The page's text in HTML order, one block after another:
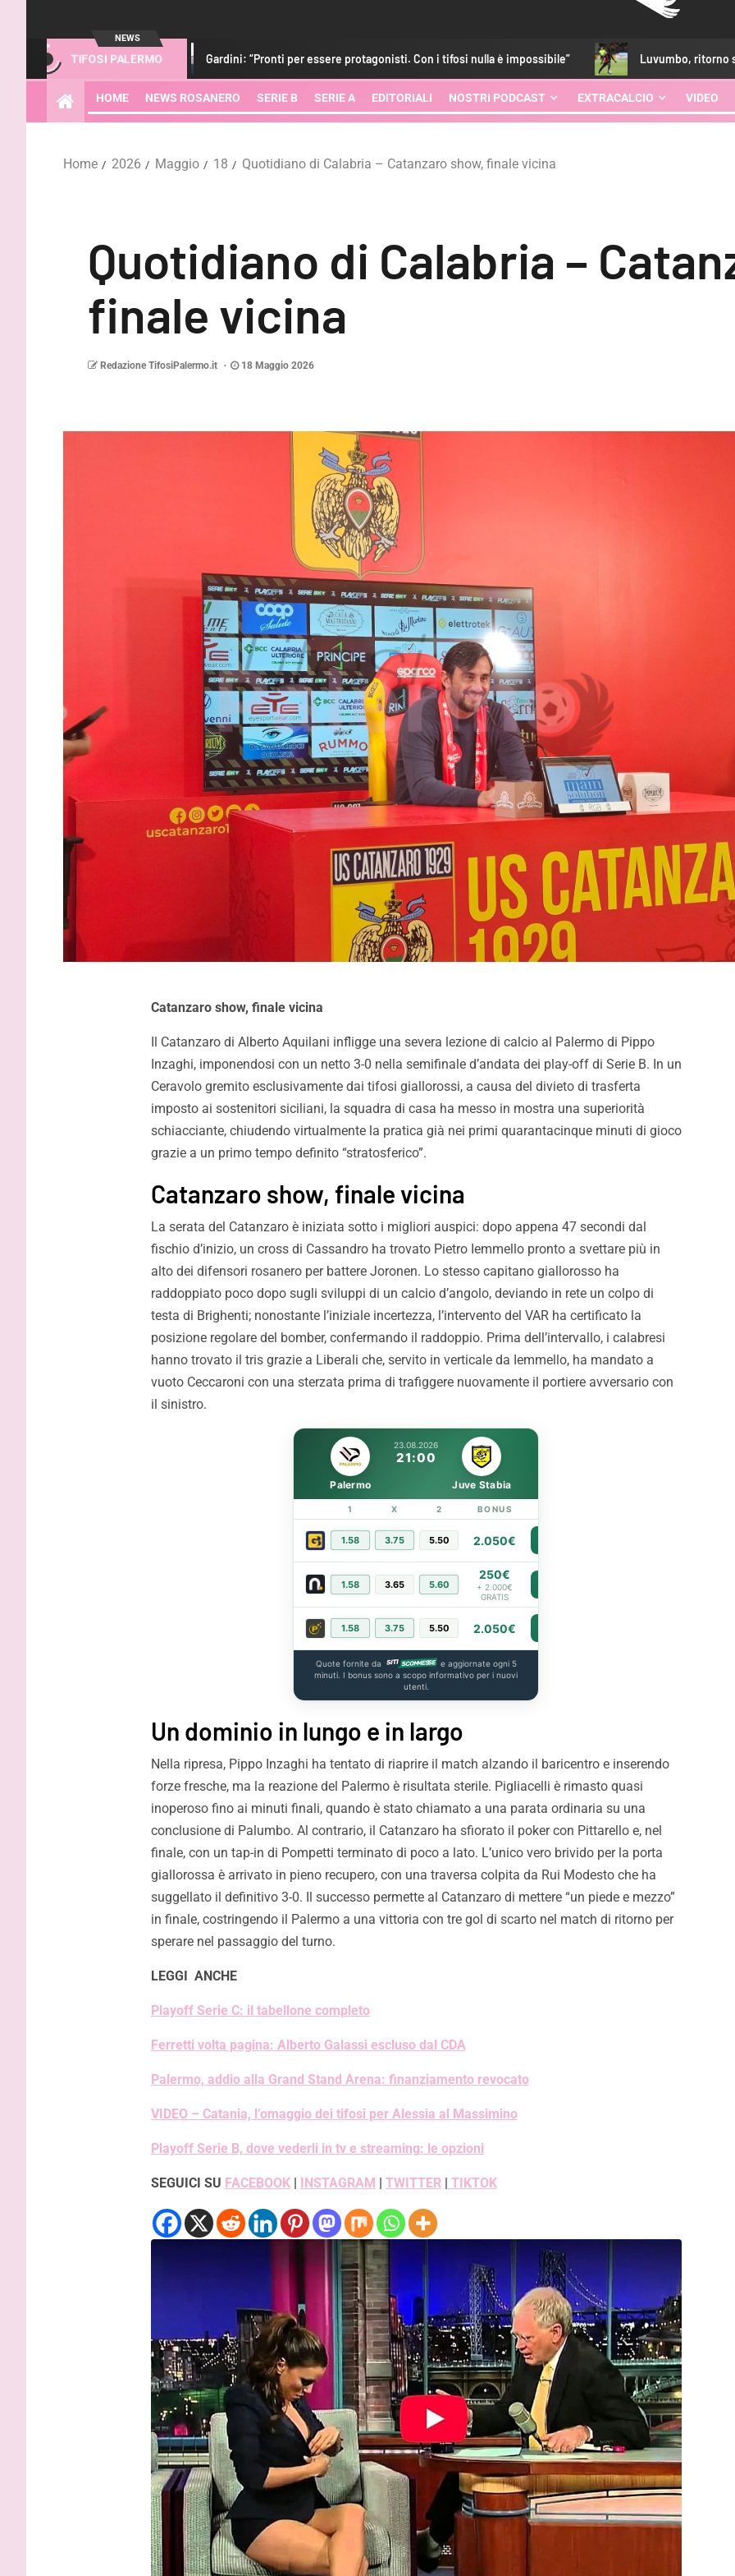
NEWS
TIFOSI PALERMOGardini: “Pronti per essere protagonisti. Con i tifosi nulla è impossibile” Luvumbo, ritorno subito al top: gol
HOME NEWS ROSANERO SERIE B SERIE A EDITORIALI NOSTRI PODCAST EXTRACALCIO VIDEO
Home 2026 Maggio 18 Quotidiano di Calabria – Catanzaro show, finale vicina
Quotidiano di Calabria –
finale vicina
Redazione TifosiPalermo.it 18 Maggio 2026
Catanzaro show, finale vicina
Il Catanzaro di Alberto Aquilani infligge una severa lezione di calcio al Palermo di Pippo
Inzaghi, imponendosi con un netto 3-0 nella semifinale d’andata dei play-off di Serie B. In un
Ceravolo gremito esclusivamente dai tifosi giallorossi, a causa del divieto di trasferta
imposto ai sostenitori siciliani, la squadra di casa ha messo in mostra una superiorità
schiacciante, chiudendo virtualmente la pratica già nei primi quarantacinque minuti di gioco
grazie a un primo tempo definito “stratosferico”.
Catanzaro show, finale vicina
La serata del Catanzaro è iniziata sotto i migliori auspici: dopo appena 47 secondi dal
fischio d’inizio, un cross di Cassandro ha trovato Pietro Iemmello pronto a svettare più in
alto dei difensori rosanero per battere Joronen. Lo stesso capitano giallorosso ha
raddoppiato poco dopo sugli sviluppi di un calcio d’angolo, deviando in rete un colpo di
testa di Brighenti; nonostante l’iniziale incertezza, l’intervento del VAR ha certificato la
posizione regolare del bomber, confermando il raddoppio. Prima dell’intervallo, i calabresi
hanno trovato il tris grazie a Liberali che, servito in verticale da Iemmello, ha mandato a
vuoto Ceccaroni con una sterzata prima di trafiggere nuovamente il portiere avversario con
il sinistro.
23.08.2026
21:00
Palermo Juve Stabia
1 X 2 BONUS
1.58 3.75 5.50 2.050€
1.58 3.65 5.60
250€
+ 2.000€
GRATIS
1.58 3.75 5.50 2.050€
Quote fornite da
e aggiornate ogni 5
minuti. I bonus sono a scopo informativo per i nuovi
utenti.
Un dominio in lungo e in largo
Nella ripresa, Pippo Inzaghi ha tentato di riaprire il match alzando il baricentro e inserendo
forze fresche, ma la reazione del Palermo è risultata sterile. Pigliacelli è rimasto quasi
inoperoso fino ai minuti finali, quando è stato chiamato a una parata ordinaria su una
conclusione di Palumbo. Al contrario, il Catanzaro ha sfiorato il poker con Pittarello e, nel
finale, con un tap-in di Pompetti terminato di poco a lato. L’unico vero brivido per la porta
giallorossa è arrivato in pieno recupero, con una traversa colpita da Rui Modesto che ha
suggellato il definitivo 3-0. Il successo permette al Catanzaro di mettere “un piede e mezzo”
in finale, costringendo il Palermo a una vittoria con tre gol di scarto nel match di ritorno per
sperare nel passaggio del turno.
LEGGI ANCHE
Playoff Serie C: il tabellone completo
Ferretti volta pagina: Alberto Galassi escluso dal CDA
Palermo, addio alla Grand Stand Arena: finanziamento revocato
VIDEO – Catania, l’omaggio dei tifosi per Alessia al Massimino
Playoff Serie B, dove vederli in tv e streaming: le opzioni
SEGUICI SU FACEBOOK| INSTAGRAM | TWITTER| TIKTOK
Inzaghi: “Essere qui con le
migliori squadre d’Italia fa
capire la portata di Palermo”
Gardini: “Pronti per essere
protagonisti. Con i tifosi nulla è
impossibile”
Palermo, adesso è ufficiale:
Strefezza è rosanero. Il
comunicato